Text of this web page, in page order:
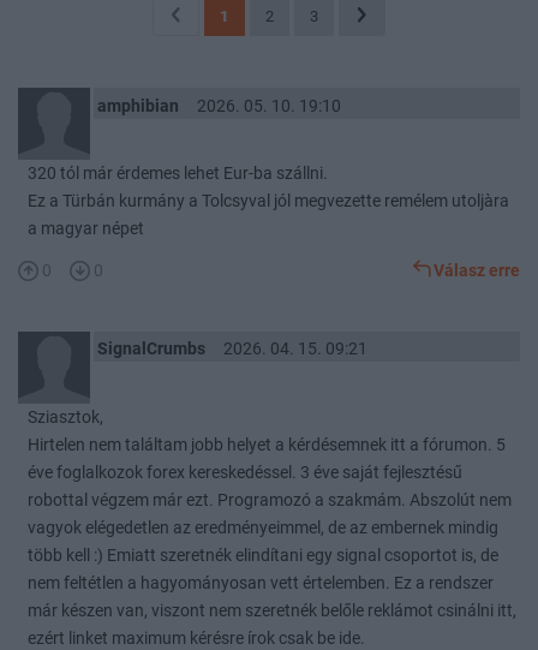
1 2 3
amphibian 2026. 05. 10. 19:10
320 tól már érdemes lehet Eur-ba szállni.
Ez a Türbán kurmány a Tolcsyval jól megvezette remélem utoljàra
a magyar népet
0 0 Válasz erre
SignalCrumbs 2026. 04. 15. 09:21
Sziasztok,
Hirtelen nem találtam jobb helyet a kérdésemnek itt a fórumon. 5
éve foglalkozok forex kereskedéssel. 3 éve saját fejlesztésű
robottal végzem már ezt. Programozó a szakmám. Abszolút nem
vagyok elégedetlen az eredményeimmel, de az embernek mindig
több kell :) Emiatt szeretnék elindítani egy signal csoportot is, de
nem feltétlen a hagyományosan vett értelemben. Ez a rendszer
már készen van, viszont nem szeretnék belőle reklámot csinálni itt,
ezért linket maximum kérésre írok csak be ide.